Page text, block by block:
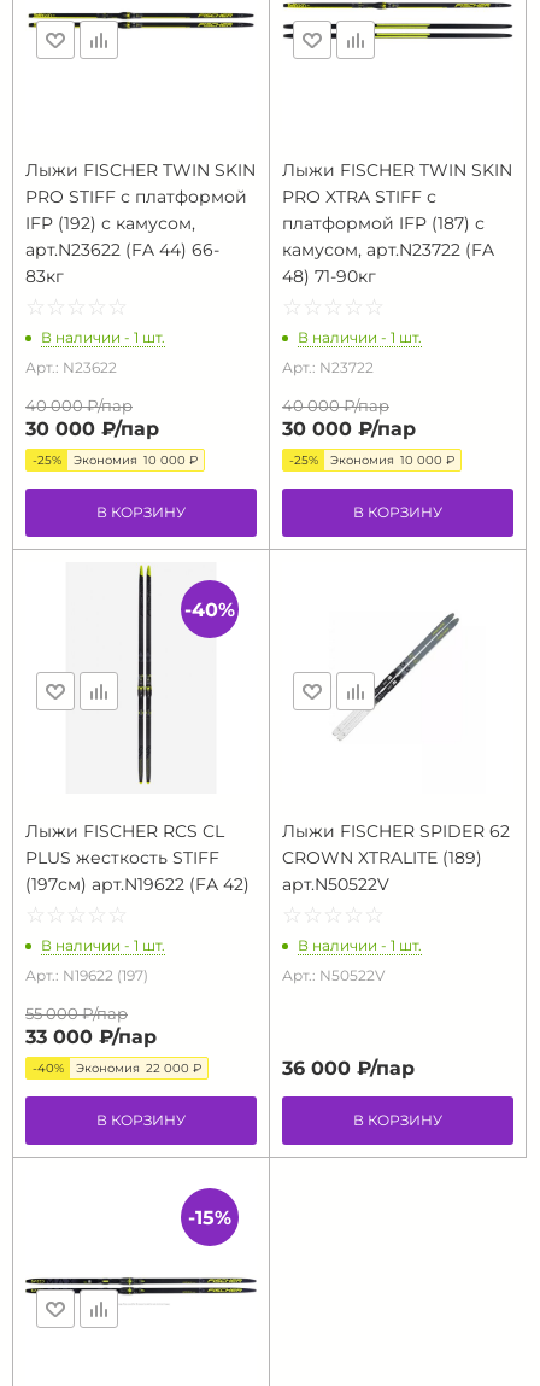
Лыжи FISCHER TWIN SKIN
PRO STIFF с платформой
IFP (192) с камусом,
арт.N23622 (FA 44) 66-
83кг
☆ ☆ ☆ ☆ ☆
★ ★ ★ ★ ★
В наличии - 1 шт.
Арт.: N23622
40 000 ₽/пар
30 000 ₽/пар
-25% Экономия 10 000 ₽
В КОРЗИНУ
Лыжи FISCHER TWIN SKIN
PRO XTRA STIFF с
платформой IFP (187) с
камусом, арт.N23722 (FA
48) 71-90кг
☆ ☆ ☆ ☆ ☆
★ ★ ★ ★ ★
В наличии - 1 шт.
Арт.: N23722
40 000 ₽/пар
30 000 ₽/пар
-25% Экономия 10 000 ₽
В КОРЗИНУ
Лыжи FISCHER RCS CL
PLUS жесткость STIFF
(197см) арт.N19622 (FA 42)
☆ ☆ ☆ ☆ ☆
★ ★ ★ ★ ★
В наличии - 1 шт.
Арт.: N19622 (197)
55 000 ₽/пар
33 000 ₽/пар
-40% Экономия 22 000 ₽
В КОРЗИНУ
-40%
Лыжи FISCHER SPIDER 62
CROWN XTRALITE (189)
арт.N50522V
☆ ☆ ☆ ☆ ☆
★ ★ ★ ★ ★
В наличии - 1 шт.
Арт.: N50522V
36 000 ₽/пар
В КОРЗИНУ
-15%